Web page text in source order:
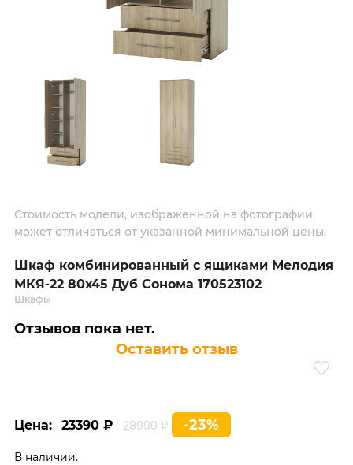
Стоимость модели, изображенной на фотографии,
может отличаться от указанной минимальной цены.
Шкаф комбинированный с ящиками Мелодия
МКЯ-22 80х45 Дуб Сонома 170523102
Шкафы
Отзывов пока нет.
Оставить отзыв
Цена: 23390 ₽ 28990 ₽ -23%
В наличии.